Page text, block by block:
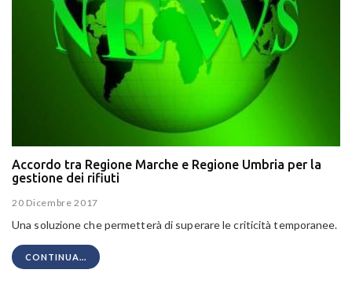
Accordo tra Regione Marche e Regione Umbria per la
gestione dei rifiuti
20 Dicembre 2017
Una soluzione che permetterà di superare le criticità temporanee.
CONTINUA...